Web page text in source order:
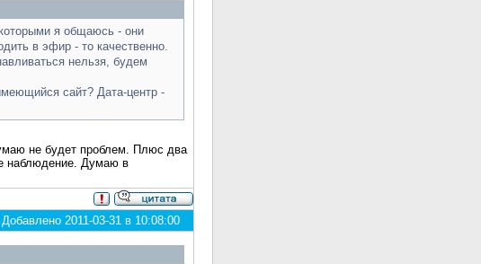
я общаюсь - они
в эфир - то качественно.
нельзя, будем
сайт? Дата-центр -
не будет проблем. Плюс два
наблюдение. Думаю в
Добавлено 2011-03-31 в 10:08:00